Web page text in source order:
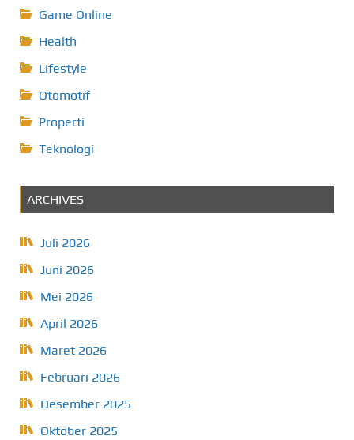
Game Online
Health
Lifestyle
Otomotif
Properti
Teknologi
ARCHIVES
Juli 2026
Juni 2026
Mei 2026
April 2026
Maret 2026
Februari 2026
Desember 2025
Oktober 2025